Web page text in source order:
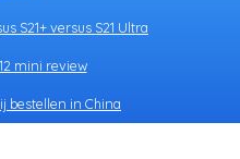
S21+ versus S21 Ultra
mini review
bestellen in China